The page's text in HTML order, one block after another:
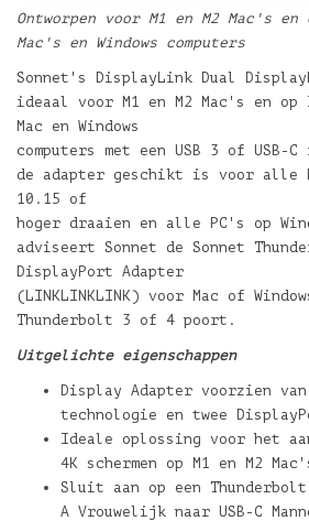
Ontworpen voor M1 en M2 Mac's
Mac's en Windows computers
Sonnet's DisplayLink Dual
ideaal voor M1 en M2 Mac's en op
Mac en Windows
computers met een USB 3 of USB-
de adapter geschikt is voor alle
10.15 of
hoger draaien en alle PC's op
adviseert Sonnet de Sonnet
DisplayPort Adapter
(LINKLINKLINK) voor Mac of
Thunderbolt 3 of 4 poort.
Uitgelichte eigenschappen
Display Adapter voorzien
technologie en twee
Ideale oplossing voor het
4K schermen op M1 en M2
Sluit aan op een Thunderbolt
A Vrouwelijk naar USB-C